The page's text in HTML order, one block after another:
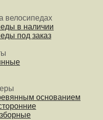
велосипедах
в наличии
под заказ
основанием